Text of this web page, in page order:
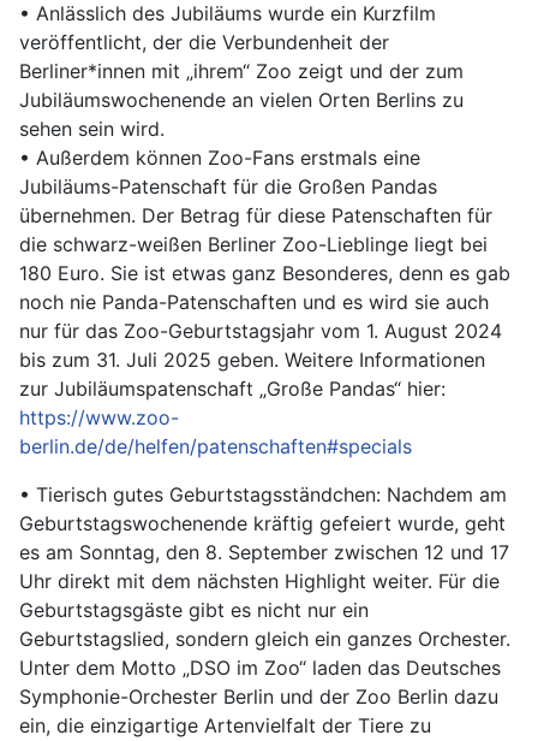
• Anlässlich des Jubiläums wurde ein Kurzfilm
veröffentlicht, der die Verbundenheit der
Berliner*innen mit „ihrem“ Zoo zeigt und der zum
Jubiläumswochenende an vielen Orten Berlins zu
sehen sein wird.
• Außerdem können Zoo-Fans erstmals eine
Jubiläums-Patenschaft für die Großen Pandas
übernehmen. Der Betrag für diese Patenschaften für
die schwarz-weißen Berliner Zoo-Lieblinge liegt bei
180 Euro. Sie ist etwas ganz Besonderes, denn es gab
noch nie Panda-Patenschaften und es wird sie auch
nur für das Zoo-Geburtstagsjahr vom 1. August 2024
bis zum 31. Juli 2025 geben. Weitere Informationen
zur Jubiläumspatenschaft „Große Pandas“ hier:
https://www.zoo-
berlin.de/de/helfen/patenschaften#specials
• Tierisch gutes Geburtstagsständchen: Nachdem am
Geburtstagswochenende kräftig gefeiert wurde, geht
es am Sonntag, den 8. September zwischen 12 und 17
Uhr direkt mit dem nächsten Highlight weiter. Für die
Geburtstagsgäste gibt es nicht nur ein
Geburtstagslied, sondern gleich ein ganzes Orchester.
Unter dem Motto „DSO im Zoo“ laden das Deutsches
Symphonie-Orchester Berlin und der Zoo Berlin dazu
ein, die einzigartige Artenvielfalt der Tiere zu